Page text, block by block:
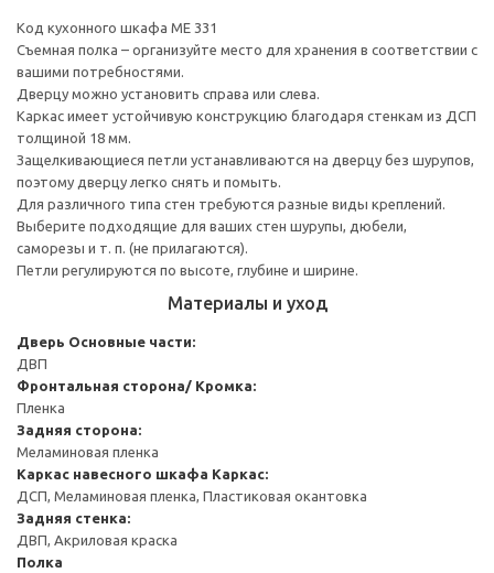
Код кухонного шкафа ME 331
Съемная полка – организуйте место для хранения в соответствии с
вашими потребностями.
Дверцу можно установить справа или слева.
Каркас имеет устойчивую конструкцию благодаря стенкам из ДСП
толщиной 18 мм.
Защелкивающиеся петли устанавливаются на дверцу без шурупов,
поэтому дверцу легко снять и помыть.
Для различного типа стен требуются разные виды креплений.
Выберите подходящие для ваших стен шурупы, дюбели,
саморезы и т. п. (не прилагаются).
Петли регулируются по высоте, глубине и ширине.
Материалы и уход
Дверь Основные части:
ДВП
Фронтальная сторона/ Кромка:
Пленка
Задняя сторона:
Меламиновая пленка
Каркас навесного шкафа Каркас:
ДСП, Меламиновая пленка, Пластиковая окантовка
Задняя стенка:
ДВП, Акриловая краска
Полка